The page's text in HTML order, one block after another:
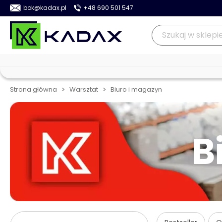
bok@kadax.pl +48 690 501 547
Strona główna > Warsztat > Biuro i magazyn
Przejdź do listy